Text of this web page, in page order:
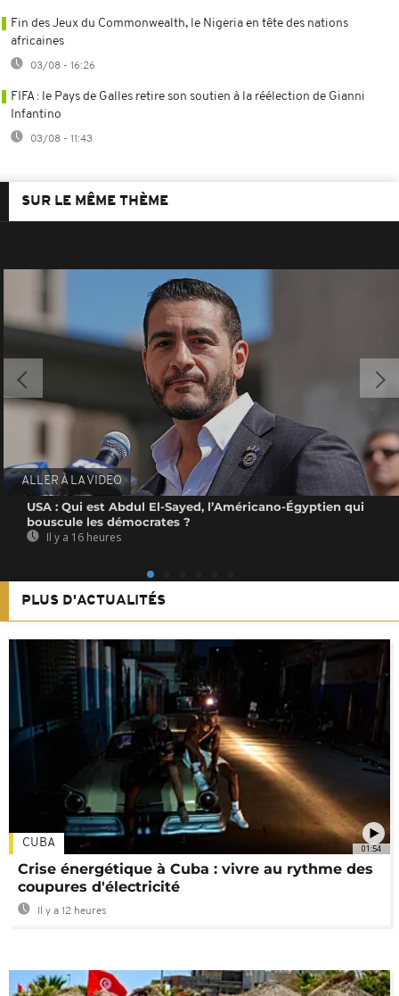
Fin des Jeux du Commonwealth, le Nigeria en tête des nations
africaines
03/08 - 16:26
FIFA : le Pays de Galles retire son soutien à la réélection de Gianni
Infantino
03/08 - 11:43
SUR LE MÊME THÈME
ALLER À LA VIDEO
USA : Qui est Abdul El-Sayed, l’Américano-Égyptien qui
bouscule les démocrates ?
Il y a 16 heures
PLUS D'ACTUALITÉS
01:54
CUBA
Crise énergétique à Cuba : vivre au rythme des
coupures d'électricité
Il y a 12 heures